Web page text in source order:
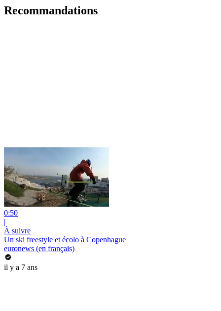
Recommandations
0:50
|
À suivre
Un ski freestyle et écolo à Copenhague
euronews (en français)
il y a 7 ans